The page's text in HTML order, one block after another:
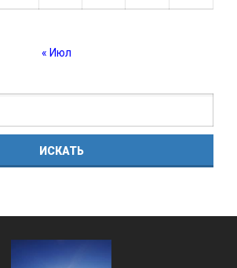
« Июл